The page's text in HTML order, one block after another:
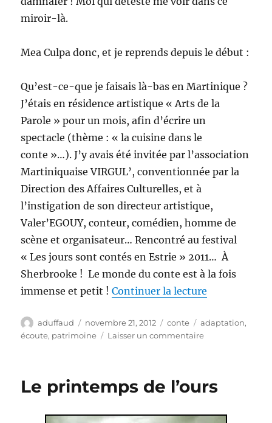
miroir-là.
Mea Culpa donc, et je reprends depuis le début :
Qu’est-ce-que je faisais là-bas en Martinique ?
J’étais en résidence artistique « Arts de la
Parole » pour un mois, afin d’écrire un
spectacle (thème : « la cuisine dans le
conte »…). J’y avais été invitée par l’association
Martiniquaise VIRGUL’, conventionnée par la
Direction des Affaires Culturelles, et à
l’instigation de son directeur artistique,
Valer’EGOUY, conteur, comédien, homme de
scène et organisateur… Rencontré au festival
« Les jours sont contés en Estrie » 2011… À
Sherbrooke ! Le monde du conte est à la fois
immense et petit !Continuer la lecture
Auteur
aduffaud
Publié
le
novembre 21, 2012 Catégories
conte Étiquettes
adaptation,
écoute, patrimoine Laisser un commentairesur
Le printemps de l’ours